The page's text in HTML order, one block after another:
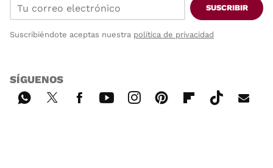
SUSCRIBIR
Suscribiéndote aceptas nuestra política de privacidad
SÍGUENOS